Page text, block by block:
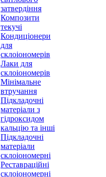
затвердіння
Композити
текучі
Кондиціонери
для
склоіономерів
Лаки для
склоіономерів
Мінімальне
втручання
Підкладочні
матеріали з
гідроксидом
кальцію та інші
Підкладочні
матеріали
склоіономерні
Реставраційні
склоіономерні